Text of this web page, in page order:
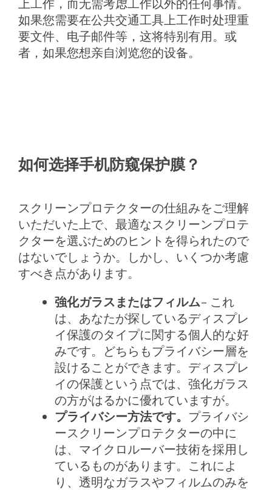
上工作，而无需考虑工作以外的任何事情。
如果您需要在公共交通工具上工作时处理重
要文件、电子邮件等，这将特别有用。 或
者，如果您想亲自浏览您的设备。
如何选择手机防窥保护膜？
スクリーンプロテクターの仕組みをご理解
いただいた上で、最適なスクリーンプロテ
クターを選ぶためのヒントを得られたので
はないでしょうか。しかし、いくつか考慮
すべき点があります。
強化ガラスまたはフィルム– これ
は、あなたが探しているディスプレ
イ保護のタイプに関する個人的な好
みです。どちらもプライバシー層を
設けることができます。ディスプレ
イの保護という点では、強化ガラス
の方がはるかに優れていますが。
プライバシー方法です。 プライバシ
ースクリーンプロテクターの中に
は、マイクロルーバー技術を採用し
ているものがあります。これによ
り、透明なガラスやフィルムのみを